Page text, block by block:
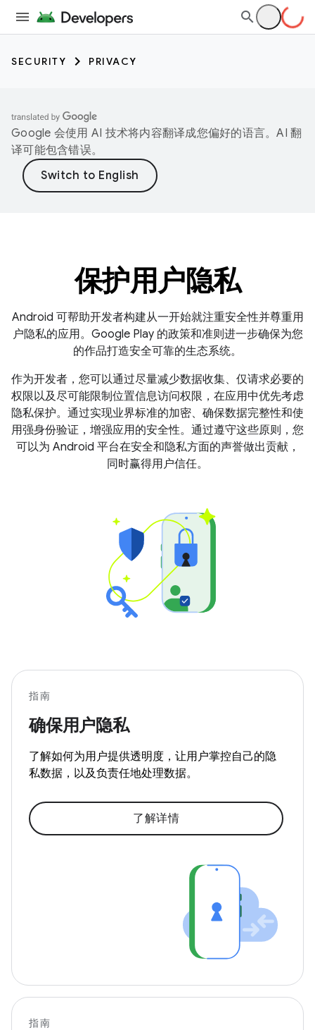
SECURITY PRIVACY
Google 会使用 AI 技术将内容翻译成您偏好的语言。AI 翻
译可能包含错误。
保护用户隐私
Android 可帮助开发者构建从一开始就注重安全性并尊重用
户隐私的应用。Google Play 的政策和准则进一步确保为您
的作品打造安全可靠的生态系统。
作为开发者，您可以通过尽量减少数据收集、仅请求必要的
权限以及尽可能限制位置信息访问权限，在应用中优先考虑
隐私保护。通过实现业界标准的加密、确保数据完整性和使
用强身份验证，增强应用的安全性。通过遵守这些原则，您
可以为 Android 平台在安全和隐私方面的声誉做出贡献，
同时赢得用户信任。
指南
确保用户隐私
了解如何为用户提供透明度，让用户掌控自己的隐
私数据，以及负责任地处理数据。
了解详情
指南